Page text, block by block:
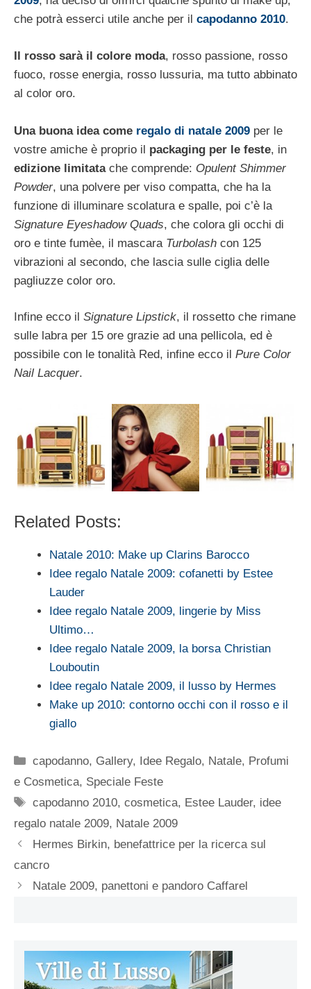
che potrà esserci utile anche per il capodanno 2010.
Il rosso sarà il colore moda, rosso passione, rosso
fuoco, rosse energia, rosso lussuria, ma tutto abbinato
al color oro.
Una buona idea come regalo di natale 2009 per le
vostre amiche è proprio il packaging per le feste, in
edizione limitatache comprende: Opulent Shimmer
Powder, una polvere per viso compatta, che ha la
funzione di illuminare scolatura e spalle, poi c’è la
Signature Eyeshadow Quads, che colora gli occhi di
oro e tinte fumèe, il mascara Turbolash con 125
vibrazioni al secondo, che lascia sulle ciglia delle
pagliuzze color oro.
Infine ecco il Signature Lipstick, il rossetto che rimane
sulle labra per 15 ore grazie ad una pellicola, ed è
possibile con le tonalità Red, infine ecco il Pure Color
Nail Lacquer.
Related Posts:
Natale 2010: Make up Clarins Barocco
Idee regalo Natale 2009: cofanetti by Estee
Lauder
Idee regalo Natale 2009, lingerie by Miss
Ultimo…
Idee regalo Natale 2009, la borsa Christian
Louboutin
Idee regalo Natale 2009, il lusso by Hermes
Make up 2010: contorno occhi con il rosso e il
giallo
Categorie
capodanno, Gallery, Idee Regalo, Natale, Profumi
e Cosmetica, Speciale Feste
Tag
capodanno 2010,cosmetica, Estee Lauder, idee
regalo natale 2009, Natale 2009
Hermes Birkin, benefattrice per la ricerca sul
cancro
Natale 2009, panettoni e pandoro Caffarel